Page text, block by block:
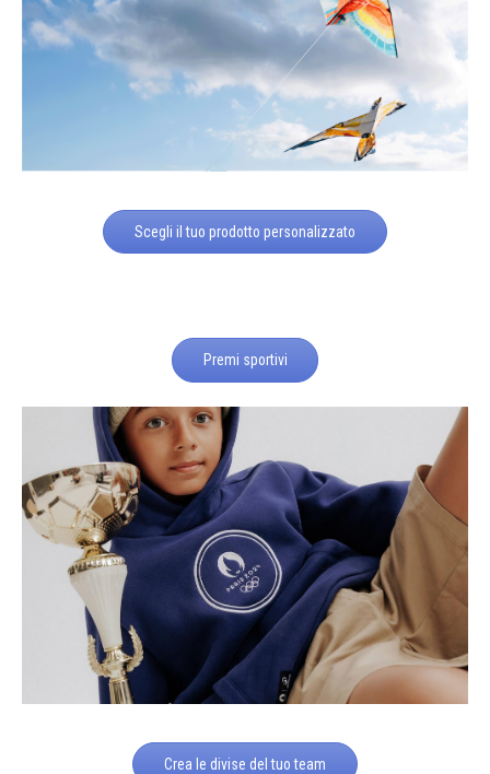
Scegli il tuo prodotto personalizzato
Premi sportivi
Crea le divise del tuo team